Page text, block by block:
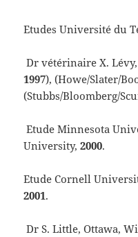
Etudes Université du
Dr vétérinaire X.
1997), (Howe/Slater/
(Stubbs/Bloomberg/
Etude Minnesota
University,2000.
Etude Cornell
2001.
Dr S. Little, Ottawa,